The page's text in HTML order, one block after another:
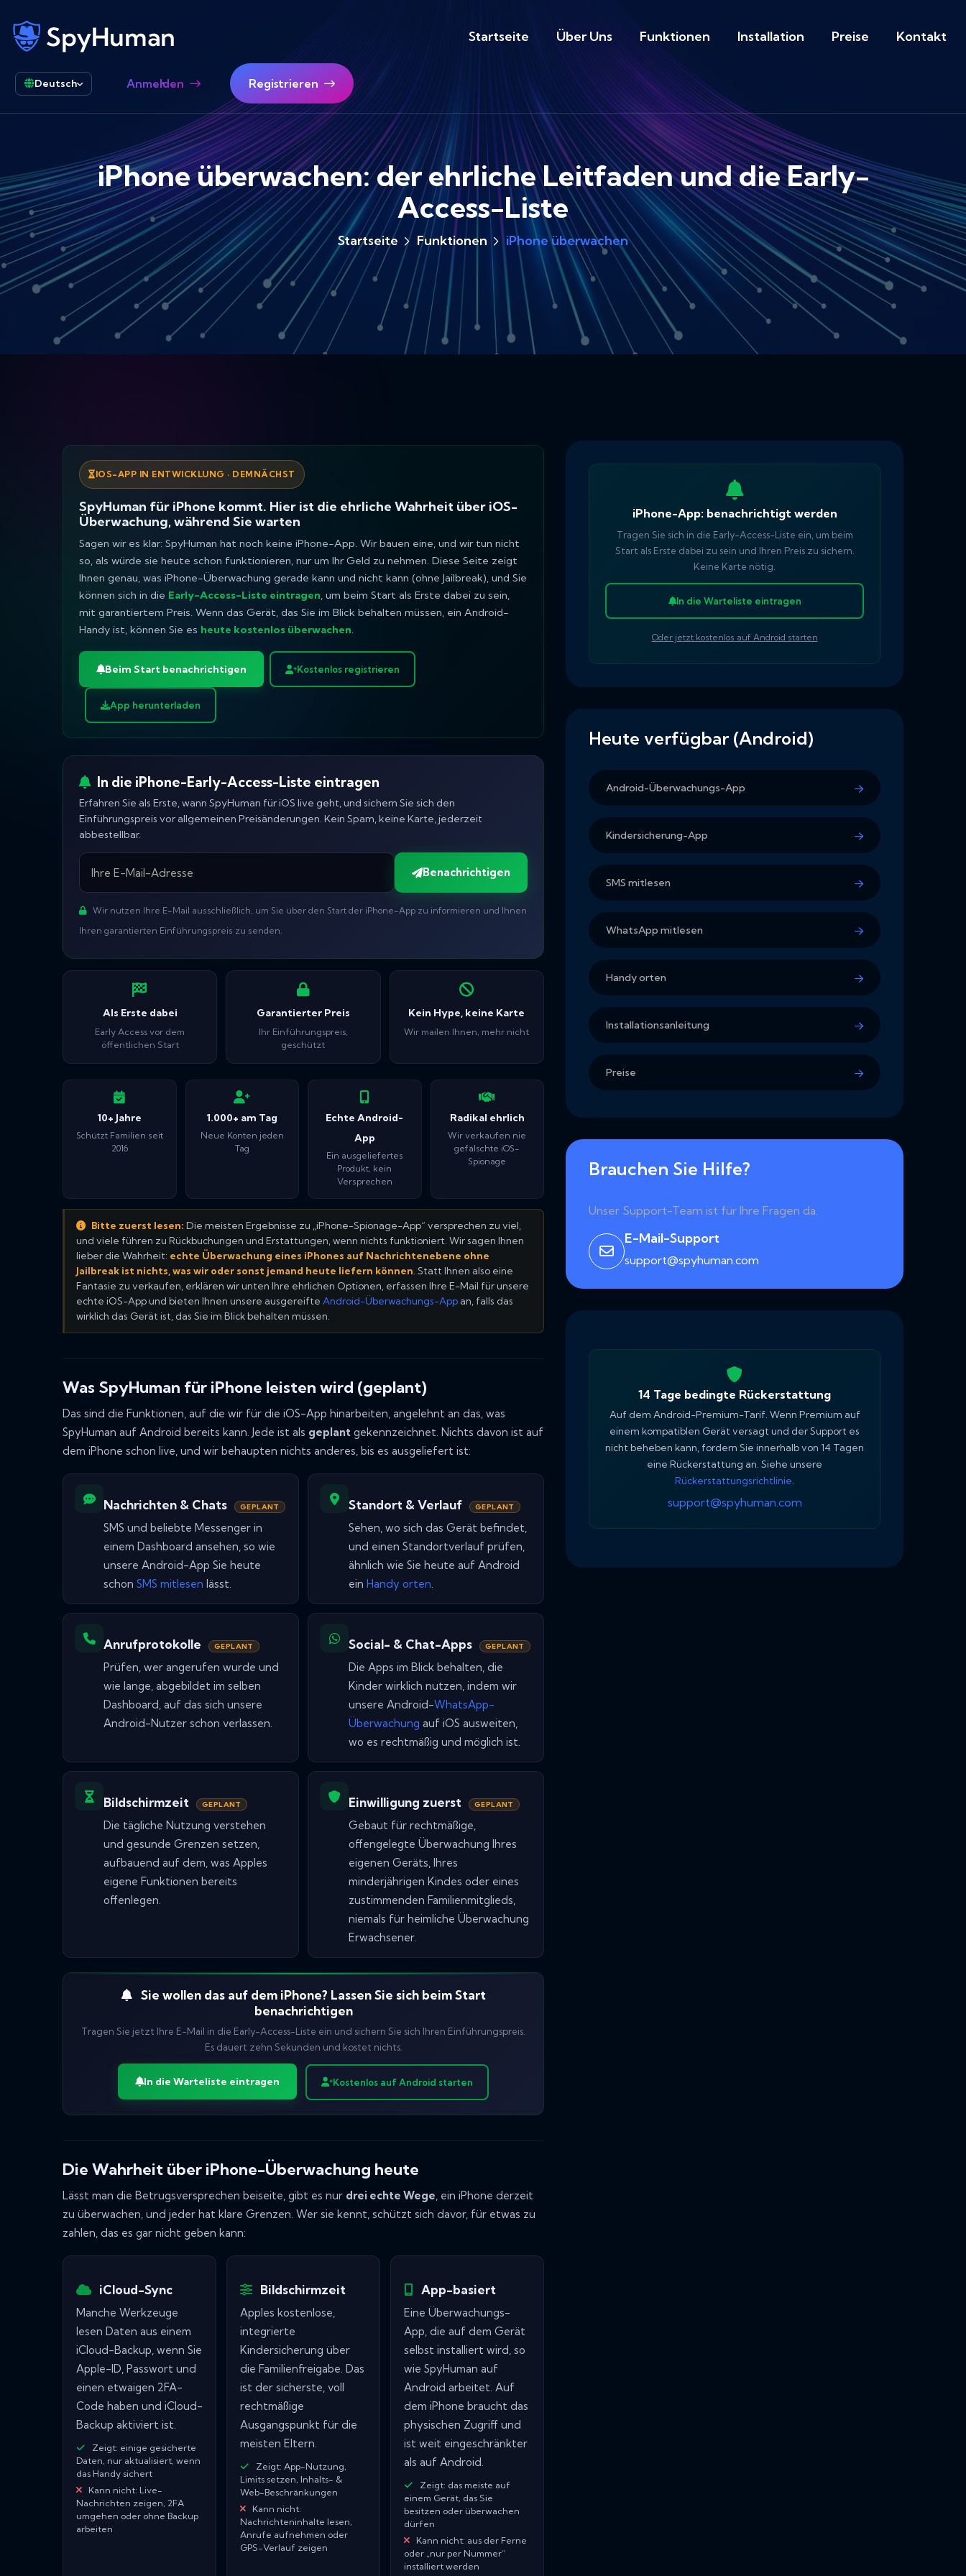
Startseite Über Uns Funktionen Installation Preise Kontakt
Deutsch Anmelden Registrieren
iPhone überwachen: der ehrliche Leitfaden und die Early-
Access-Liste
Startseite Funktionen iPhone überwachen
IOS-APP IN ENTWICKLUNG · DEMNÄCHST
SpyHuman für iPhone kommt. Hier ist die ehrliche Wahrheit über iOS-
Überwachung, während Sie warten
Sagen wir es klar: SpyHuman hat noch keine iPhone-App. Wir bauen eine, und wir tun nicht
so, als würde sie heute schon funktionieren, nur um Ihr Geld zu nehmen. Diese Seite zeigt
Ihnen genau, was iPhone-Überwachung gerade kann und nicht kann (ohne Jailbreak), und Sie
können sich in die Early-Access-Liste eintragen, um beim Start als Erste dabei zu sein,
mit garantiertem Preis. Wenn das Gerät, das Sie im Blick behalten müssen, ein Android-
Handy ist, können Sie es heute kostenlos überwachen.
Beim Start benachrichtigen Kostenlos registrieren
App herunterladen
In die iPhone-Early-Access-Liste eintragen
Erfahren Sie als Erste, wann SpyHuman für iOS live geht, und sichern Sie sich den
Einführungspreis vor allgemeinen Preisänderungen. Kein Spam, keine Karte, jederzeit
abbestellbar.
Benachrichtigen
Wir nutzen Ihre E-Mail ausschließlich, um Sie über den Start der iPhone-App zu informieren und Ihnen
Ihren garantierten Einführungspreis zu senden.
Als Erste dabei
Early Access vor dem
öffentlichen Start
Garantierter Preis
Ihr Einführungspreis,
geschützt
Kein Hype, keine Karte
Wir mailen Ihnen, mehr nicht
10+ Jahre
Schützt Familien seit
2016
1.000+ am Tag
Neue Konten jeden
Tag
Echte Android-
App
Ein ausgeliefertes
Produkt, kein
Versprechen
Radikal ehrlich
Wir verkaufen nie
gefälschte iOS-
Spionage
Bitte zuerst lesen: Die meisten Ergebnisse zu „iPhone-Spionage-App“ versprechen zu viel,
und viele führen zu Rückbuchungen und Erstattungen, wenn nichts funktioniert. Wir sagen Ihnen
lieber die Wahrheit: echte Überwachung eines iPhones auf Nachrichtenebene ohne
Jailbreak ist nichts, was wir oder sonst jemand heute liefern können. Statt Ihnen also eine
Fantasie zu verkaufen, erklären wir unten Ihre ehrlichen Optionen, erfassen Ihre E-Mail für unsere
echte iOS-App und bieten Ihnen unsere ausgereifte Android-Überwachungs-App an, falls das
wirklich das Gerät ist, das Sie im Blick behalten müssen.
Was SpyHuman für iPhone leisten wird (geplant)
Das sind die Funktionen, auf die wir für die iOS-App hinarbeiten, angelehnt an das, was
SpyHuman auf Android bereits kann. Jede ist als geplant gekennzeichnet. Nichts davon ist auf
dem iPhone schon live, und wir behaupten nichts anderes, bis es ausgeliefert ist:
Nachrichten & Chats GEPLANT
SMS und beliebte Messenger in
einem Dashboard ansehen, so wie
unsere Android-App Sie heute
schon SMS mitlesen lässt.
Standort & Verlauf GEPLANT
Sehen, wo sich das Gerät befindet,
und einen Standortverlauf prüfen,
ähnlich wie Sie heute auf Android
ein Handy orten.
Anrufprotokolle GEPLANT
Prüfen, wer angerufen wurde und
wie lange, abgebildet im selben
Dashboard, auf das sich unsere
Android-Nutzer schon verlassen.
Social- & Chat-Apps GEPLANT
Die Apps im Blick behalten, die
Kinder wirklich nutzen, indem wir
unsere Android-WhatsApp-
Überwachung auf iOS ausweiten,
wo es rechtmäßig und möglich ist.
Bildschirmzeit GEPLANT
Die tägliche Nutzung verstehen
und gesunde Grenzen setzen,
aufbauend auf dem, was Apples
eigene Funktionen bereits
offenlegen.
Einwilligung zuerst GEPLANT
Gebaut für rechtmäßige,
offengelegte Überwachung Ihres
eigenen Geräts, Ihres
minderjährigen Kindes oder eines
zustimmenden Familienmitglieds,
niemals für heimliche Überwachung
Erwachsener.
Sie wollen das auf dem iPhone? Lassen Sie sich beim Start
benachrichtigen
Tragen Sie jetzt Ihre E-Mail in die Early-Access-Liste ein und sichern Sie sich Ihren Einführungspreis.
Es dauert zehn Sekunden und kostet nichts.
In die Warteliste eintragen Kostenlos auf Android starten
Die Wahrheit über iPhone-Überwachung heute
Lässt man die Betrugsversprechen beiseite, gibt es nur drei echte Wege , ein iPhone derzeit
zu überwachen, und jeder hat klare Grenzen. Wer sie kennt, schützt sich davor, für etwas zu
zahlen, das es gar nicht geben kann:
iCloud-Sync
Manche Werkzeuge
lesen Daten aus einem
iCloud-Backup, wenn Sie
Apple-ID, Passwort und
einen etwaigen 2FA-
Code haben und iCloud-
Backup aktiviert ist.
Zeigt: einige gesicherte
Daten, nur aktualisiert, wenn
das Handy sichert
Kann nicht: Live-
Nachrichten zeigen, 2FA
umgehen oder ohne Backup
arbeiten
Bildschirmzeit
Apples kostenlose,
integrierte
Kindersicherung über
die Familienfreigabe. Das
ist der sicherste, voll
rechtmäßige
Ausgangspunkt für die
meisten Eltern.
Zeigt: App-Nutzung,
Limits setzen, Inhalts- &
Web-Beschränkungen
Kann nicht:
Nachrichteninhalte lesen,
Anrufe aufnehmen oder
GPS-Verlauf zeigen
App-basiert
Eine Überwachungs-
App, die auf dem Gerät
selbst installiert wird, so
wie SpyHuman auf
Android arbeitet. Auf
dem iPhone braucht das
physischen Zugriff und
ist weit eingeschränkter
als auf Android.
Zeigt: das meiste auf
einem Gerät, das Sie
besitzen oder überwachen
dürfen
Kann nicht: aus der Ferne
oder „nur per Nummer“
installiert werden
iPhone-App: benachrichtigt werden
Tragen Sie sich in die Early-Access-Liste ein, um beim
Start als Erste dabei zu sein und Ihren Preis zu sichern.
Keine Karte nötig.
In die Warteliste eintragen
Oder jetzt kostenlos auf Android starten
Heute verfügbar (Android)
Android-Überwachungs-App
Kindersicherung-App
SMS mitlesen
WhatsApp mitlesen
Handy orten
Installationsanleitung
Preise
Brauchen Sie Hilfe?
Unser Support-Team ist für Ihre Fragen da.
E-Mail-Support
support@spyhuman.com
14 Tage bedingte Rückerstattung
Auf dem Android-Premium-Tarif. Wenn Premium auf
einem kompatiblen Gerät versagt und der Support es
nicht beheben kann, fordern Sie innerhalb von 14 Tagen
eine Rückerstattung an. Siehe unsere
Rückerstattungsrichtlinie
support@spyhuman.com